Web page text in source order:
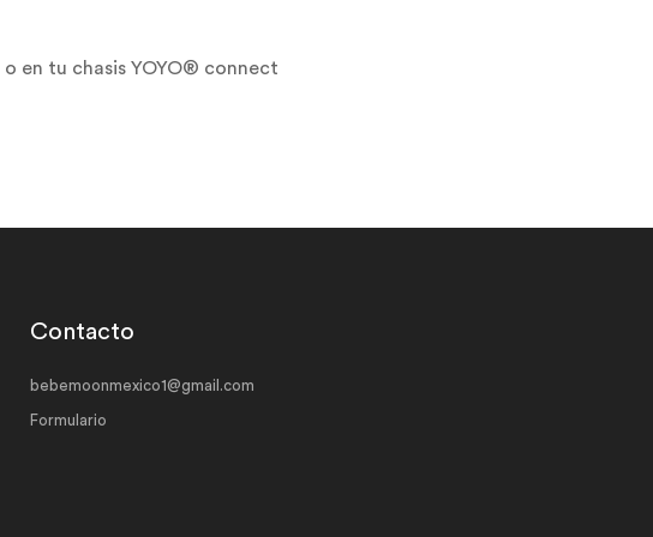
en tu chasis YOYO® connect
Contacto
bebemoonmexico1@gmail.com
Formulario